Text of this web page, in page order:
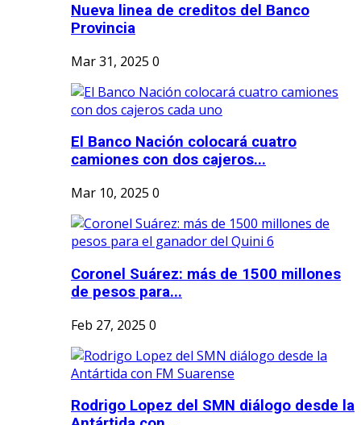
Nueva linea de creditos del Banco
Provincia
Mar 31, 2025 0
El Banco Nación colocará cuatro
camiones con dos cajeros...
Mar 10, 2025 0
Coronel Suárez: más de 1500 millones
de pesos para...
Feb 27, 2025 0
Rodrigo Lopez del SMN diálogo desde la